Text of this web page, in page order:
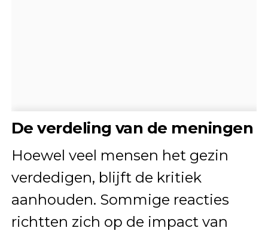
De verdeling van de meningen
Hoewel veel mensen het gezin
verdedigen, blijft de kritiek
aanhouden. Sommige reacties
richtten zich op de impact van